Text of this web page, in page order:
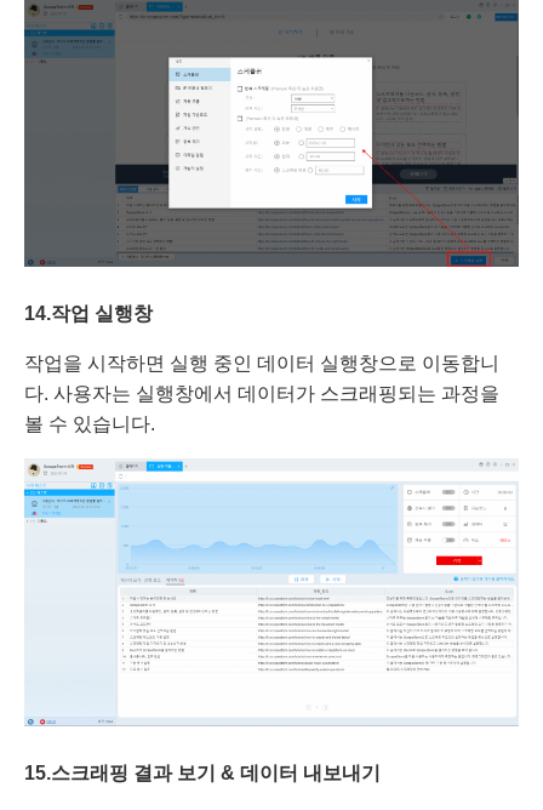
14.작업 실행창
작업을 시작하면 실행 중인 데이터 실행창으로 이동합니
다. 사용자는 실행창에서 데이터가 스크래핑되는 과정을
볼 수 있습니다.
15.스크래핑 결과 보기 & 데이터 내보내기